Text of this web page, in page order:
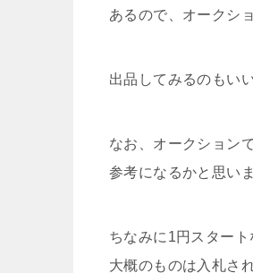
あるので、オークシ
出品してみるのもい
なお、オークション
参考になるかと思いま
ちなみに1円スタート
大概のものは入札さ